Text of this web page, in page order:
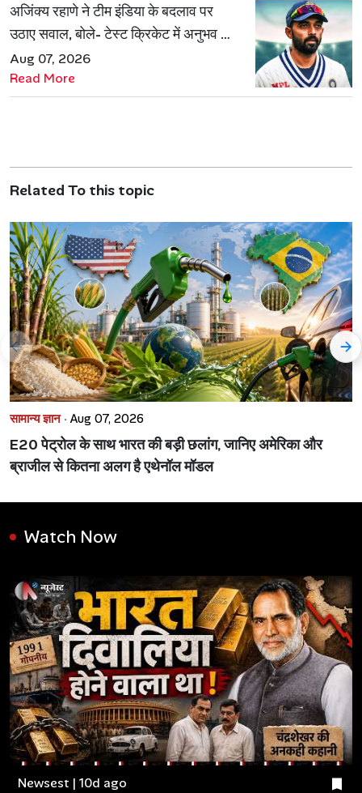
अजिंक्य रहाणे ने टीम इंडिया के बदलाव पर
उठाए सवाल, बोले- टेस्ट क्रिकेट में अनुभव की
जरूरत हमेशा रहेगी
Aug 07, 2026
Read More
Related To this topic
सामान्य ज्ञान · Aug 07, 2026
E20 पेट्रोल के साथ भारत की बड़ी छलांग, जानिए अमेरिका और
ब्राजील से कितना अलग है एथेनॉल मॉडल
Watch Now
Newsest | 10d ago